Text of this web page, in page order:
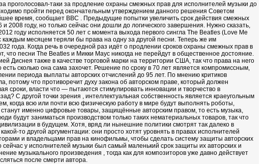
проголосовал-таки за продление охраны смежных прав для исполнителей музыки до
пройти перед окончательным утверждением данного решения Советом
время, сообщает BBC . Предыдущие попытки увеличить срок действия смежных
2008 году, но только сейчас они дошли до логического завершения. Нужно сказать,
году исполняется 50 лет с момента выхода первого сингла The Beatles (Love Me
каждым месяцем теряли бы права на одну за другой песни. Теперь же им
года. Когда речь в очередной раз идёт о продлении сроков охраны смежных прав в
песни The Beatles и Микки Маус никогда не перейдут в общественное достояние.
Диснея также в качестве торговой марки на территории США, так что права на него
сколько она сама захочет. Решение по сроку в 70 лет является компромиссным,
периода выплаты авторских отчислений до 95 лет. По мнению критиков
потому что противоречит духу закона об авторском праве, который должен
сроки, власти что — пытаются стимулировать инновации и творчество в
С другой точки зрения , интеллектуальная собственность является краеугольным
когда всю или почти всю физическую работу в мире будут выполнять роботы,
именно цифровые товары, защищённые авторским правом, то есть музыка,
будут заниматься производством только таких нематериальных товаров, так что
в будущем. Хотя, вряд ли нынешние политики смотрят так далеко в
то другой аргументации: они просто хотят уровнять в правах исполнителей
и владельцами прав на кинофильмы, чтобы сделать систему защиты авторских
у исполнителей музыки был самый маленький срок защиты их авторских и
музыкального произведения , тогда как для композиторов уже давно действует
после смерти автора.